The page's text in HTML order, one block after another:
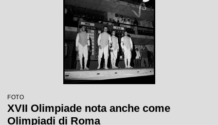
FOTO
XVII Olimpiade nota anche come
Olimpiadi di Roma